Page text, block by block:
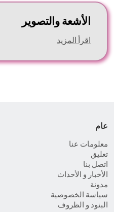
الأشعة والتصوير
اقرأ المزيد
عام
معلومات عنا
تعليق
اتصل بنا
الأخبار و الأحداث
مدونة
سياسة الخصوصية
البنود و الظروف